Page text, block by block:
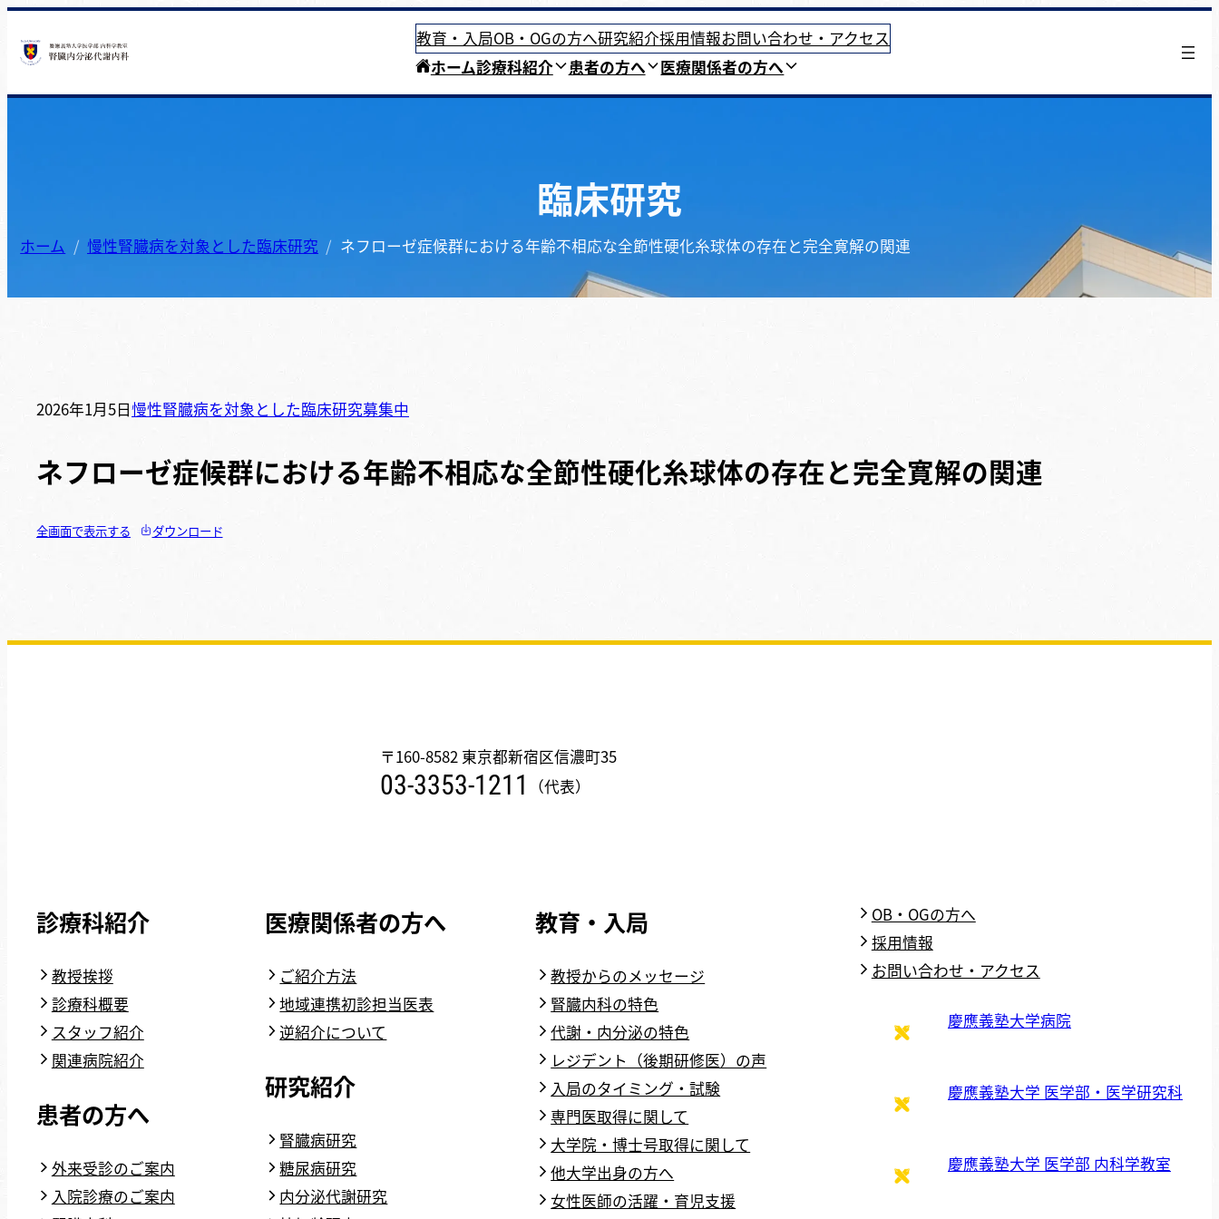
教育・入局OB・OGの方へ研究紹介採用情報お問い合わせ・アクセス
ホーム診療科紹介 患者の方へ 医療関係者の方へ
臨床研究
ホーム 慢性腎臓病を対象とした臨床研究 ネフローゼ症候群における年齢不相応な全節性硬化糸球体の存在と完全寛解の関連
2026年1月5日慢性腎臓病を対象とした臨床研究募集中
ネフローゼ症候群における年齢不相応な全節性硬化糸球体の存在と完全寛解の関連
全画面で表示する ダウンロード
〒160-8582 東京都新宿区信濃町35
03-3353-1211 （代表）
診療科紹介
教授挨拶
診療科概要
スタッフ紹介
関連病院紹介
患者の方へ
外来受診のご案内
入院診療のご案内
医療関係者の方へ
ご紹介方法
地域連携初診担当医表
逆紹介について
研究紹介
腎臓病研究
糖尿病研究
内分泌代謝研究
教育・入局
教授からのメッセージ
腎臓内科の特色
代謝・内分泌の特色
レジデント（後期研修医）の声
入局のタイミング・試験
専門医取得に関して
大学院・博士号取得に関して
他大学出身の方へ
女性医師の活躍・育児支援
OB・OGの方へ
採用情報
お問い合わせ・アクセス
慶應義塾大学病院
慶應義塾大学 医学部・医学研究科
慶應義塾大学 医学部 内科学教室